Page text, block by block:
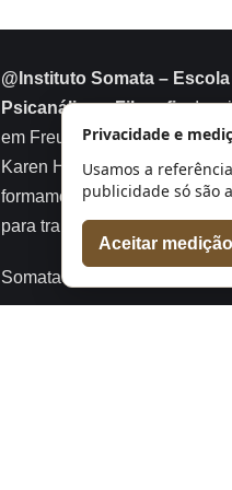
@Instituto Somata –
Psicanálise e Filosofia.
em Freud, Anna Freud,
Karen Horney e Erik Erikson,
formamos psicanalistas
para transformar vidas.
Somata marca registrada
Privacidade e
Usamos a
publicidade só são
Aceitar medição